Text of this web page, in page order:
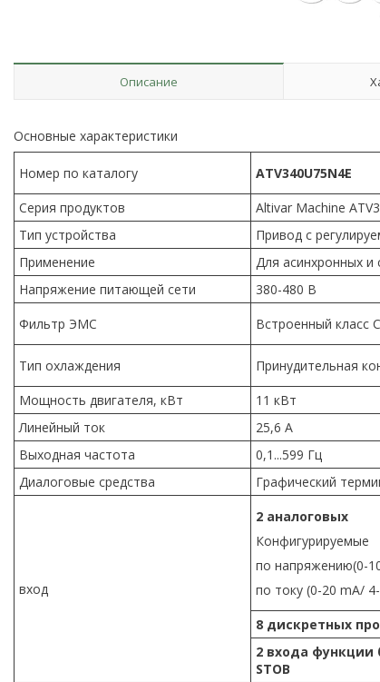
Описание
Основные характеристики
Номер по каталогу
ATV340U75N4E
Серия продуктов
Altivar Machine
Тип устройства
Привод с
Применение
Для асинхронных и
Напряжение питающей сети
380-480 B
Фильтр ЭМС
Встроенный класс
Тип охлаждения
Принудительная
Мощность двигателя, кВт
11 кВт
Линейный ток
25,6 А
Выходная частота
0,1...599 Гц
Диалоговые средства
Графический
вход
2 аналоговых
Конфигурируемые
по напряжению(0-
по току (0-20 mA/
8 дискретных
2 входа функции
STOB